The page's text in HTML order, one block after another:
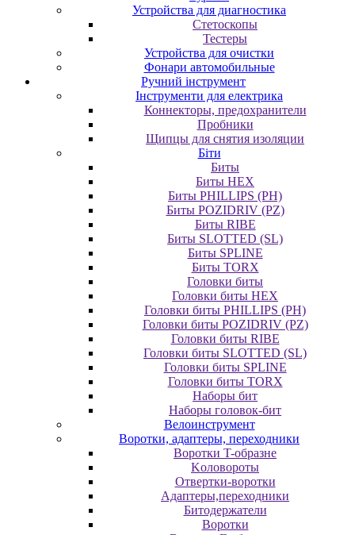
Устройства для диагностика
Стетоскопы
Тестеры
Устройства для очистки
Фонари автомобильные
Ручний інструмент
Інструменти для електрика
Коннекторы, предохранители
Пробники
Щипцы для снятия изоляции
Біти
Биты
Биты HEX
Биты PHILLIPS (PH)
Биты POZIDRIV (PZ)
Биты RIBE
Биты SLOTTED (SL)
Биты SPLINE
Биты TORX
Головки биты
Головки биты HEX
Головки биты PHILLIPS (PH)
Головки биты POZIDRIV (PZ)
Головки биты RIBE
Головки биты SLOTTED (SL)
Головки биты SPLINE
Головки биты TORX
Наборы бит
Наборы головок-бит
Велоинструмент
Воротки, адаптеры, переходники
Bopoтки T-oбpaзне
Koлoвopoты
Oтвepтки-вopoтки
Адаптеры,переходники
Битодержатели
Воротки